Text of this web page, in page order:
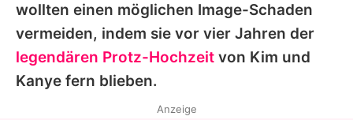
wollten einen möglichen Image-Schaden
vermeiden, indem sie vor vier Jahren der
legendären Protz-Hochzeit von Kim und
Kanye fern blieben.
Anzeige